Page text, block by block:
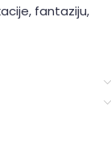
fantaziju,